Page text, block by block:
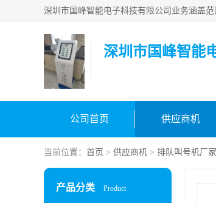
深圳市国峰智能
公司首页 供应商机
当前位置： 首页 > 供应商机 > 排队叫号机厂家
产品分类 Product